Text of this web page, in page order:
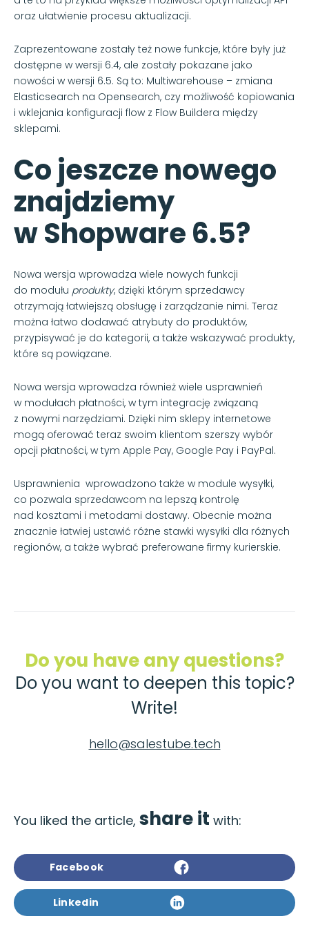
oraz ułatwienie procesu aktualizacji.
Zaprezentowane zostały też nowe funkcje, które były już
dostępne w wersji 6.4, ale zostały pokazane jako
nowości w wersji 6.5. Są to: Multiwarehouse – zmiana
Elasticsearch na Opensearch, czy możliwość kopiowania
i wklejania konfiguracji flow z Flow Buildera między
sklepami.
Co jeszcze nowego
znajdziemy
w Shopware 6.5?
Nowa wersja wprowadza wiele nowych funkcji
do modułu produkty, dzięki którym sprzedawcy
otrzymają łatwiejszą obsługę i zarządzanie nimi. Teraz
można łatwo dodawać atrybuty do produktów,
przypisywać je do kategorii, a także wskazywać produkty,
które są powiązane.
Nowa wersja wprowadza również wiele usprawnień
w modułach płatności, w tym integrację związaną
z nowymi narzędziami. Dzięki nim sklepy internetowe
mogą oferować teraz swoim klientom szerszy wybór
opcji płatności, w tym Apple Pay, Google Pay i PayPal.
Usprawnienia wprowadzono także w module wysyłki,
co pozwala sprzedawcom na lepszą kontrolę
nad kosztami i metodami dostawy. Obecnie można
znacznie łatwiej ustawić różne stawki wysyłki dla różnych
regionów, a także wybrać preferowane firmy kurierskie.
Do you have any questions?
Do you want to deepen this topic?
Write!
hello@salestube.tech
You liked the article, share it with:
Facebook
Linkedin